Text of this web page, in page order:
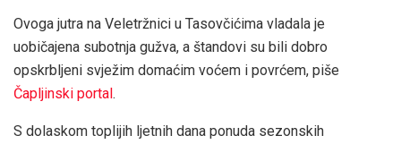
Ovoga jutra na Veletržnici u Tasovčićima vladala je
uobičajena subotnja gužva, a štandovi su bili dobro
opskrbljeni svježim domaćim voćem i povrćem, piše
Čapljinski portal .
S dolaskom toplijih ljetnih dana ponuda sezonskih